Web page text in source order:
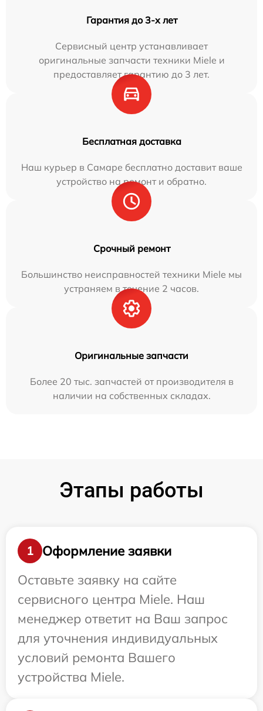
Гарантия до 3-х лет
Сервисный центр устанавливает
оригинальные запчасти техники Miele и
предоставляет гарантию до 3 лет.
Бесплатная доставка
Наш курьер в Самаре бесплатно доставит ваше
устройство на ремонт и обратно.
Срочный ремонт
Большинство неисправностей техники Miele мы
устраняем в течение 2 часов.
Оригинальные запчасти
Более 20 тыс. запчастей от производителя в
наличии на собственных складах.
Этапы работы
1
Оформление заявки
Оставьте заявку на сайте
сервисного центра Miele. Наш
менеджер ответит на Ваш запрос
для уточнения индивидуальных
условий ремонта Вашего
устройства Miele.